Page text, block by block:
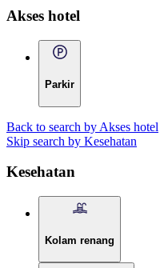
Akses hotel
Parkir
Back to search by Akses hotel
Skip search by Kesehatan
Kesehatan
Kolam renang